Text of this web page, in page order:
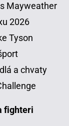
Mayweather
2026
Tyson
a chvaty
fighteri